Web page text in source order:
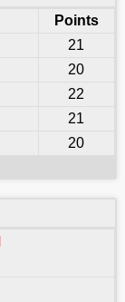
Points
21
20
22
21
20